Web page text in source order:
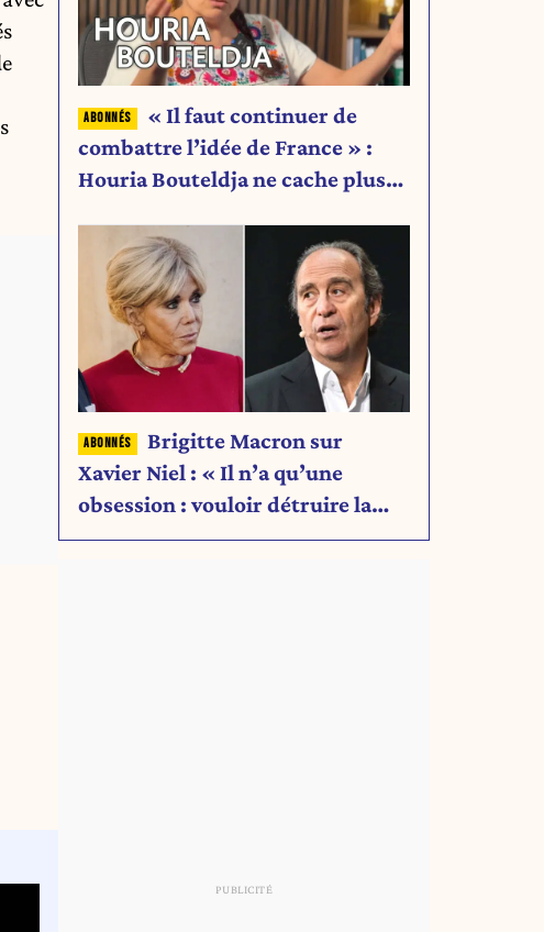
« Il faut continuer de
combattre l’idée de France » :
Houria Bouteldja ne cache plus
Brigitte Macron sur
Xavier Niel : « Il n’a qu’une
obsession : vouloir détruire la
famille Arnault. »